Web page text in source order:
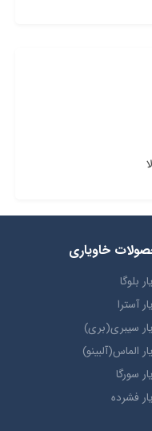
خاویاری
بلوگا
آسترا
سیبری(بری)
الماس(آلبینو)
سورگا
فشرده